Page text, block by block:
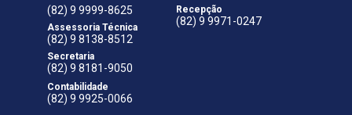
(82) 9 9999-8625
Assessoria Técnica
(82) 9 8138-8512
Secretaria
(82) 9 8181-9050
Contabilidade
(82) 9 9925-0066
Recepção
(82) 9 9971-0247